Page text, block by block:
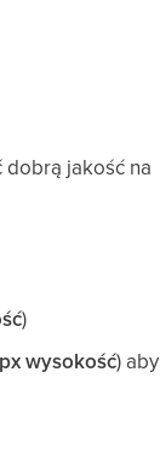
dobrą jakość na
)
wysokość) aby